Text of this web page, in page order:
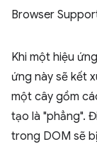
Browser
Khi một hiệu
ứng này sẽ kết
một cây gồm
tạo là "phẳng".
trong DOM sẽ